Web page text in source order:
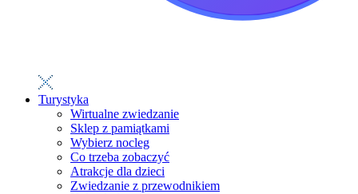
Turystyka
Wirtualne zwiedzanie
Sklep z pamiątkami
Wybierz nocleg
Co trzeba zobaczyć
Atrakcje dla dzieci
Zwiedzanie z przewodnikiem